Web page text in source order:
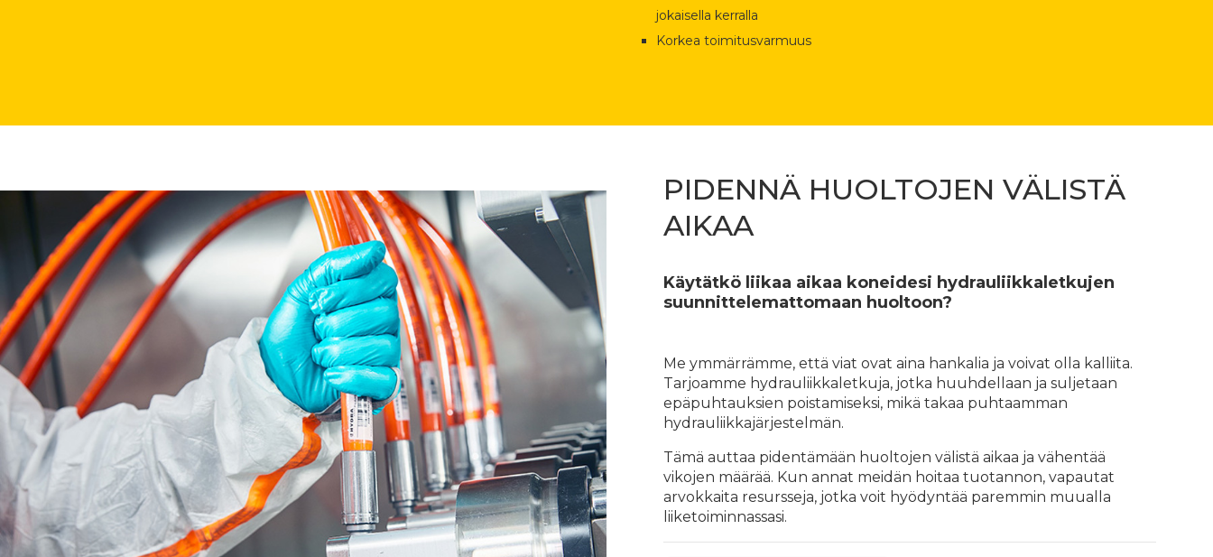
jokaisella kerralla
Korkea toimitusvarmuus
PIDENNÄ HUOLTOJEN VÄLISTÄ
AIKAA
Käytätkö liikaa aikaa koneidesi hydrauliikkaletkujen
suunnittelemattomaan huoltoon?
Me ymmärrämme, että viat ovat aina hankalia ja voivat olla kalliita.
Tarjoamme hydrauliikkaletkuja, jotka huuhdellaan ja suljetaan
epäpuhtauksien poistamiseksi, mikä takaa puhtaamman
hydrauliikkajärjestelmän.
Tämä auttaa pidentämään huoltojen välistä aikaa ja vähentää
vikojen määrää. Kun annat meidän hoitaa tuotannon, vapautat
arvokkaita resursseja, jotka voit hyödyntää paremmin muualla
liiketoiminnassasi.